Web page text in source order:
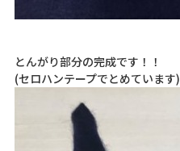
とんがり部分の完成です！！
(セロハンテープでとめています)